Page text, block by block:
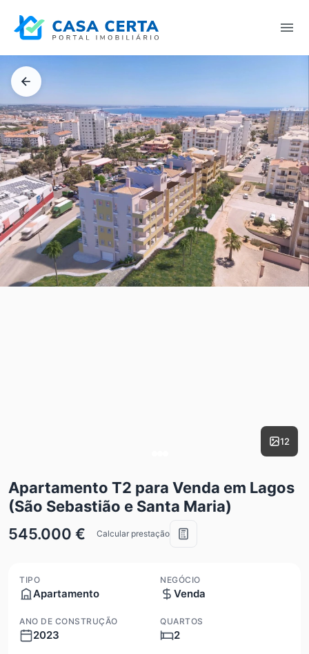
12
Apartamento T2 para Venda em Lagos
(São Sebastião e Santa Maria)
545.000 €
Calcular prestação
TIPO
Apartamento
NEGÓCIO
Venda
ANO DE CONSTRUÇÃO
2023
QUARTOS
2